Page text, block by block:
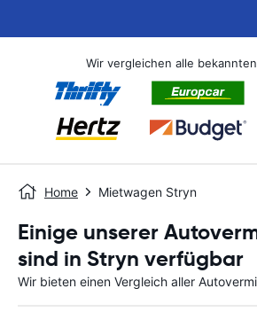
Wir vergleichen alle
Home Mietwagen Stryn
Einige unserer
sind in Stryn verfügbar
Wir bieten einen Vergleich aller